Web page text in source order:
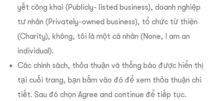
yết công khai (Publicly- listed business), doanh nghiệp
tư nhân (Privately-owned business), tổ chức từ thiện
(Charity), không, tôi là một cá nhân (None, I am an
individual).
Các chính sách, thỏa thuận và thống báo được hiển thị
tại cuối trang, bạn bấm vào đó để xem thỏa thuận chi
tiết. Sau đó chọn Agree and continue để tiếp tục.